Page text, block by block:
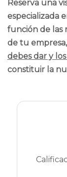
Reserva una
especializada
función de las
de tu empresa,
debes dar y
constituir la